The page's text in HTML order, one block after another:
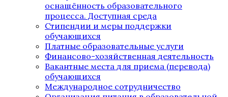
оснащённость образовательного
процесса. Доступная среда
Стипендии и меры поддержки
обучающихся
Платные образовательные услуги
Финансово-хозяйственная деятельность
Вакантные места для приема (перевода)
обучающихся
Международное сотрудничество